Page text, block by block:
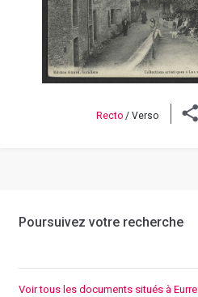
Recto / Verso
Poursuivez votre recherche
Voir tous les documents situés à Eurre